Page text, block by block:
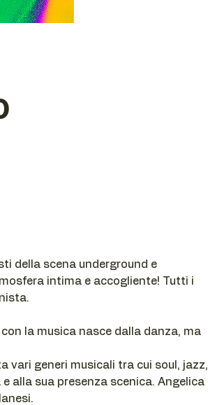
della scena underground e
intima e accogliente! Tutti i
la musica nasce dalla danza, ma
vari generi musicali tra cui soul, jazz,
alla sua presenza scenica. Angelica